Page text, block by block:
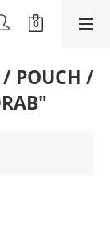
/ POUCH /